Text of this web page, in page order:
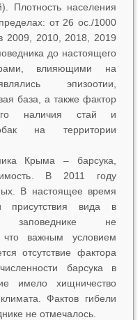
Плотность населения
от 26 ос./1000
2009, 2010, 2018, 2019
до настоящего
влияющими на
эпизоотии,
база, а также фактор
наличия стай и
на территории
Крыма – барсука,
В 2011 году
В настоящее время
присутствия вида в
заповеднике не
что важным условием
отсутствие фактора
барсука в
имело хищничество
Фактов гибели
не отмечалось.